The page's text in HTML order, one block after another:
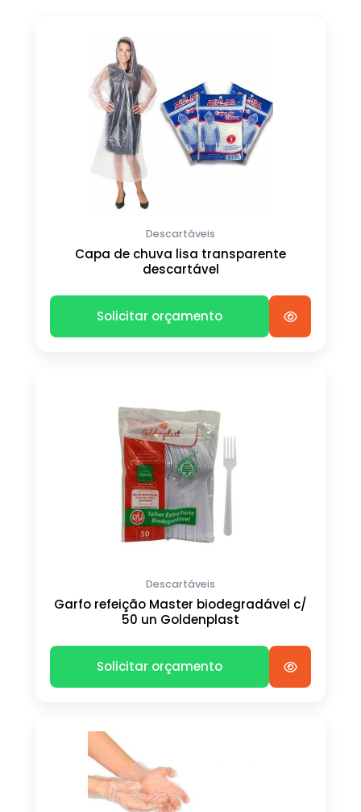
Descartáveis
Capa de chuva lisa transparente
descartável
Solicitar orçamento
Descartáveis
Garfo refeição Master biodegradável c/
50 un Goldenplast
Solicitar orçamento